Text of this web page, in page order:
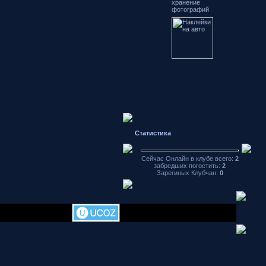
Статистика
Сейчас Онлайн в клубе всего: 2
забредших погостить: 2
Зарегиных Клубчан: 0